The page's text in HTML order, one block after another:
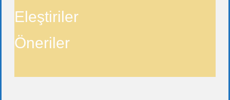
Eleştiriler
Öneriler